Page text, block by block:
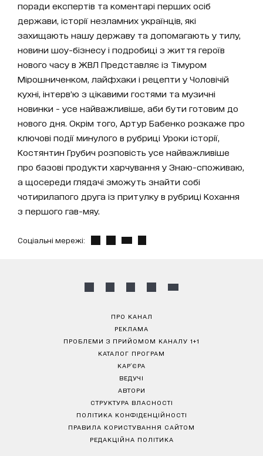
поради експертів та коментарі перших осіб
держави, історії незламних українців, які
захищають нашу державу та допомагають у тилу,
новини шоу-бізнесу і подробиці з життя героїв
нового часу в ЖВЛ Представляє із Тімуром
Мірошниченком, лайфхаки і рецепти у Чоловічій
кухні, інтерв’ю з цікавими гостями та музичні
новинки - усе найважливіше, аби бути готовим до
нового дня. Окрім того, Артур Бабенко розкаже про
ключові події минулого в рубриці Уроки історії,
Костянтин Грубич розповість усе найважливіше
про базові продукти харчування у Знаю-споживаю,
а щосереди глядачі зможуть знайти собі
чотирилапого друга із притулку в рубриці Кохання
з першого гав-мяу.
Соціальні мережі:
ПРО КАНАЛ
РЕКЛАМА
ПРОБЛЕМИ З ПРИЙОМОМ КАНАЛУ 1+1
КАТАЛОГ ПРОГРАМ
КАР’ЄРА
ВЕДУЧІ
АВТОРИ
СТРУКТУРА ВЛАСНОСТІ
ПОЛІТИКА КОНФІДЕНЦІЙНОСТІ
ПРАВИЛА КОРИСТУВАННЯ САЙТОМ
РЕДАКЦІЙНА ПОЛІТИКА